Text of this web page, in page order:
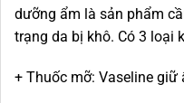
dưỡng ẩm là sản phẩm
trạng da bị khô. Có 3 loại
+ Thuốc mỡ: Vaseline